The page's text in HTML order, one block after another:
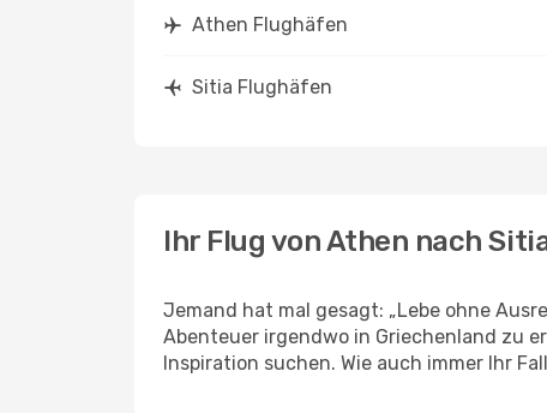
Athen Flughäfen
Sitia Flughäfen
Ihr Flug von Athen nach
Jemand hat mal gesagt: „Lebe ohne
Abenteuer irgendwo in Griechenland zu
Inspiration suchen. Wie auch immer Ihr